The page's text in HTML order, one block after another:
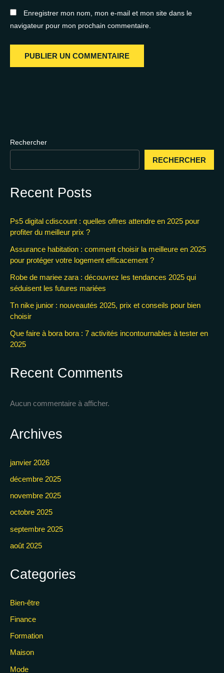
Enregistrer mon nom, mon e-mail et mon site dans le
navigateur pour mon prochain commentaire.
Rechercher
RECHERCHER
Recent Posts
Ps5 digital cdiscount : quelles offres attendre en 2025 pour
profiter du meilleur prix ?
Assurance habitation : comment choisir la meilleure en 2025
pour protéger votre logement efficacement ?
Robe de mariee zara : découvrez les tendances 2025 qui
séduisent les futures mariées
Tn nike junior : nouveautés 2025, prix et conseils pour bien
choisir
Que faire à bora bora : 7 activités incontournables à tester en
2025
Recent Comments
Aucun commentaire à afficher.
Archives
janvier 2026
décembre 2025
novembre 2025
octobre 2025
septembre 2025
août 2025
Categories
Bien-être
Finance
Formation
Maison
Mode